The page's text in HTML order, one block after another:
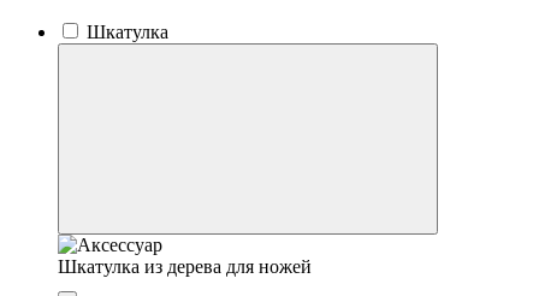
Шкатулка
Шкатулка из дерева для ножей